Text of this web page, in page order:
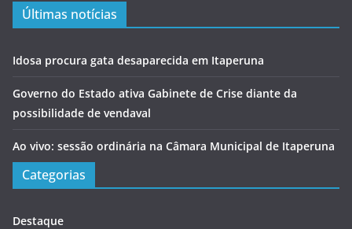
Últimas notícias
Idosa procura gata desaparecida em Itaperuna
Governo do Estado ativa Gabinete de Crise diante da
possibilidade de vendaval
Ao vivo: sessão ordinária na Câmara Municipal de Itaperuna
Categorias
Destaque